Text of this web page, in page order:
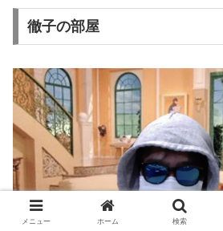
徹子の部屋
メニュー ホーム 検索